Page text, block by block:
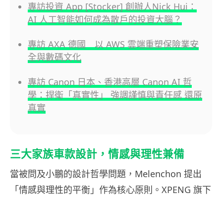
專訪投資 App [Stocker] 創辦人Nick Hui：
AI 人工智能如何成為散戶的投資大腦？
專訪 AXA 德國 以 AWS 雲端重塑保險業安
全與數碼文化
專訪 Canon 日本、香港高層 Canon AI 哲
學：捍衛「真實性」 強調謹慎與責任感 還原
真實
三大家族車款設計，情感與理性兼備
當被問及小鵬的設計哲學問題，Melenchon 提出
「情感與理性的平衡」作為核心原則。XPENG 旗下